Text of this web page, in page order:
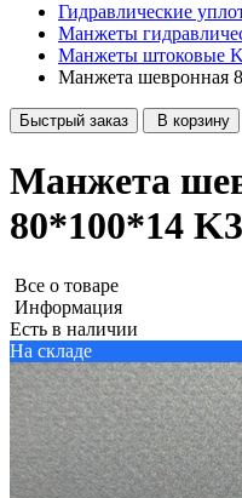
Гидравлические
Манжеты
Манжеты штоковые
Манжета шевронная
Быстрый заказ В корзину
Манжета
80*100*14
Все о товаре
Информация
Есть в наличии
На складе